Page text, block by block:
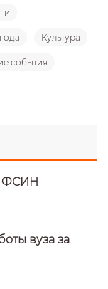
Культура
события
ФСИН
вуза за